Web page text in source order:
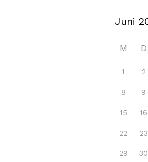
M D
1 2
8 9
15 16
22 23
29 30